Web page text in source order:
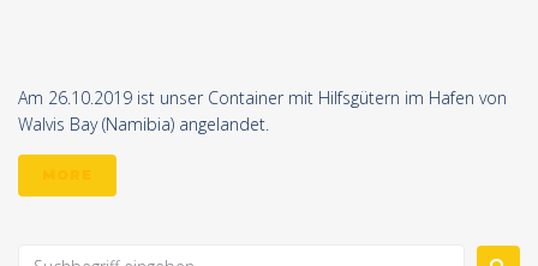
Am 26.10.2019 ist unser Container mit Hilfsgütern im Hafen von
Walvis Bay (Namibia) angelandet.